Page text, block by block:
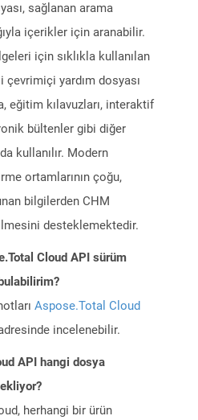
sağlanan arama
içerikler için aranabilir.
için sıklıkla kullanılan
yardım dosyası
eğitim kılavuzları, interaktif
bültenler gibi diğer
kullanılır. Modern
ortamlarının çoğu,
bilgilerden CHM
desteklemektedir.
Cloud API sürüm
Aspose.Total Cloud
incelenebilir.
API hangi dosya
herhangi bir ürün